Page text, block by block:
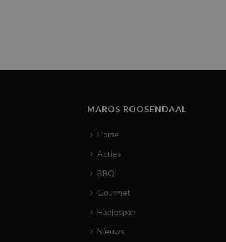
MAROS ROOSENDAAL
Home
Acties
BBQ
Gourmet
Hapjespan
Nieuws